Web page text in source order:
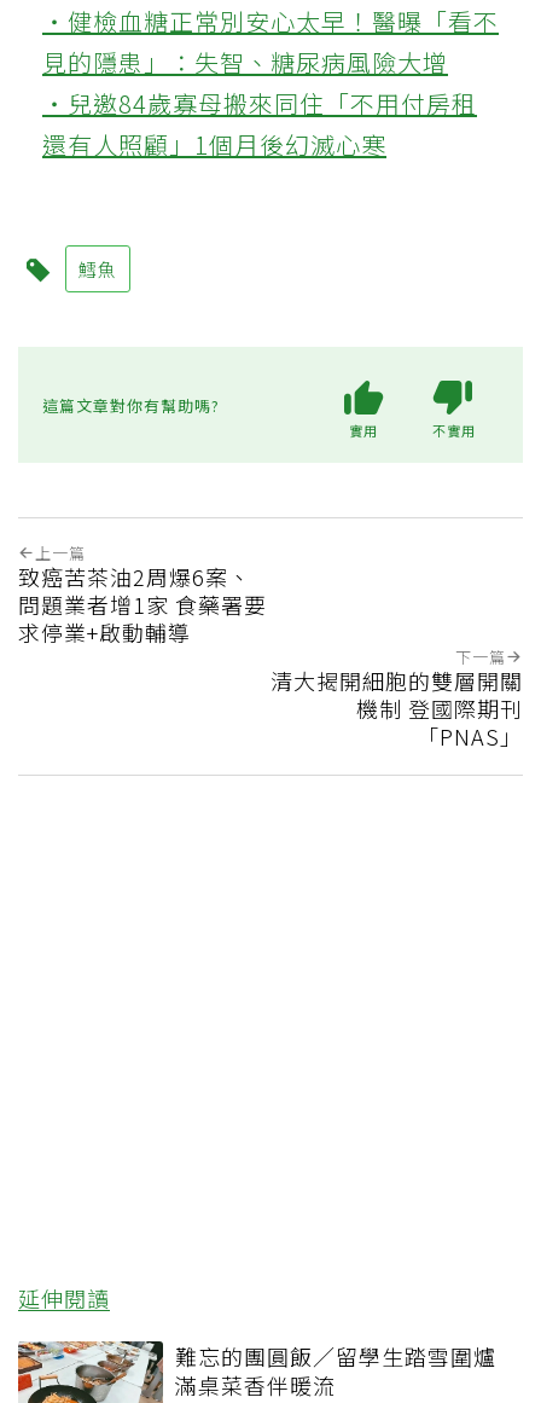
‧健檢血糖正常別安心太早！醫曝「看不
見的隱患」：失智、糖尿病風險大增
‧兒邀84歲寡母搬來同住「不用付房租
還有人照顧」1個月後幻滅心寒
鱈魚
這篇文章對你有幫助嗎?
實用 不實用
上一篇
致癌苦茶油2周爆6案、
問題業者增1家 食藥署要
求停業+啟動輔導
下一篇
清大揭開細胞的雙層開關
機制 登國際期刊
「PNAS」
延伸閱讀
難忘的團圓飯／留學生踏雪圍爐
滿桌菜香伴暖流